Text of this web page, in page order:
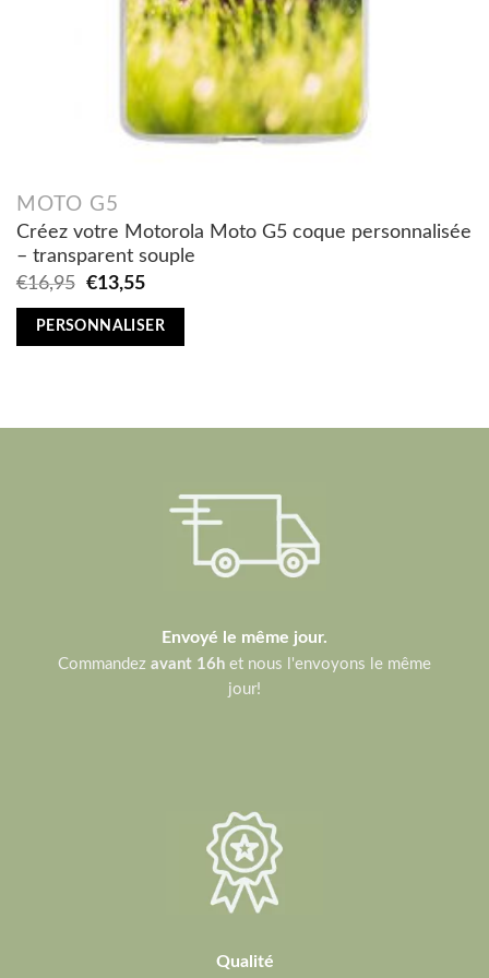
MOTO G5
Créez votre Motorola Moto G5 coque personnalisée
– transparent souple
€16,95
Original
was:
€13,55Current
is:
PERSONNALISER
Envoyé le même jour.
Commandez avant 16h et nous l'envoyons le même
jour!
Qualité